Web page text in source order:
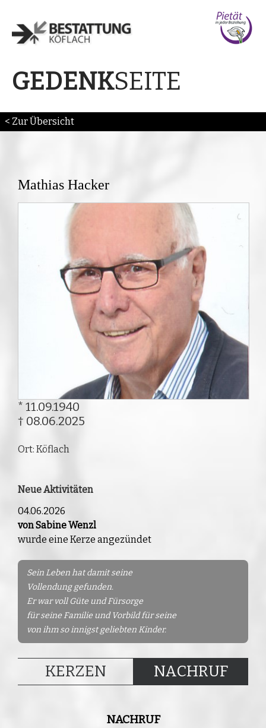
GEDENKSEITE
< Zur Übersicht
Mathias Hacker
* 11.09.1940
† 08.06.2025
Ort: Köflach
Neue Aktivitäten
04.06.2026
von Sabine Wenzl
wurde eine Kerze angezündet
Sein Leben hat damit seine
Vollendung gefunden.
Er war voll Güte und Fürsorge
für seine Familie und Vorbild für seine
von ihm so innigst geliebten Kinder.
KERZEN NACHRUF
NACHRUF